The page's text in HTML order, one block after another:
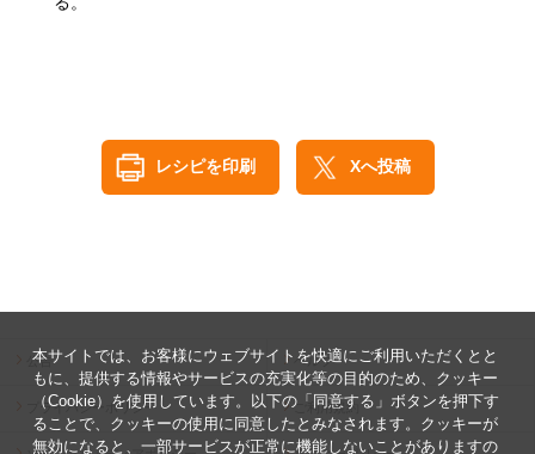
レシピを印刷 Xへ投稿
公告 ヘルプ
プライバシーポリシー ご利用規約
本サイトでは、お客様にウェブサイトを快適にご利用いただくとと
もに、提供する情報やサービスの充実化等の目的のため、クッキー
（Cookie）を使用しています。以下の「同意する」ボタンを押下す
ることで、クッキーの使用に同意したとみなされます。クッキーが
無効になると、一部サービスが正常に機能しないことがありますの